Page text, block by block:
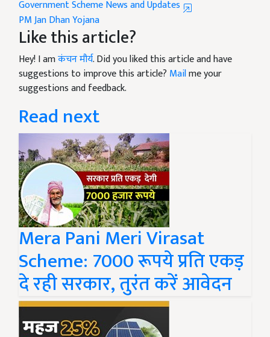
Government Scheme News and Updates
PM Jan Dhan Yojana
Like this article?
Hey! I amकंचन मौर्य. Did you liked this article and have
suggestions to improve this article? Mailme your
suggestions and feedback.
Read next
Mera Pani Meri Virasat
Scheme: 7000 रूपये प्रति एकड़
दे रही सरकार, तुरंत करें आवेदन